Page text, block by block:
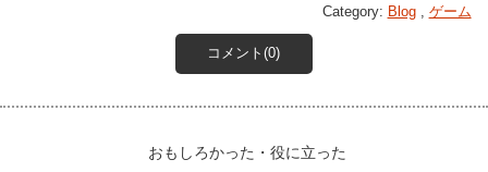
Category: Blog, ゲーム
コメント(0)
おもしろかった・役に立った